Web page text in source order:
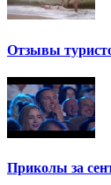
Отзывы
Приколы за